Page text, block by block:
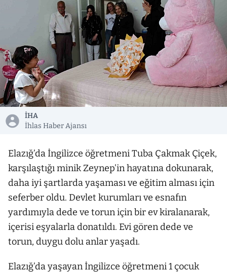
İHA
İhlas Haber Ajansı
Elazığ’da İngilizce öğretmeni Tuba Çakmak Çiçek,
karşılaştığı minik Zeynep’in hayatına dokunarak,
daha iyi şartlarda yaşaması ve eğitim alması için
seferber oldu. Devlet kurumları ve esnafın
yardımıyla dede ve torun için bir ev kiralanarak,
içerisi eşyalarla donatıldı. Evi gören dede ve
torun, duygu dolu anlar yaşadı.
Elazığ’da yaşayan İngilizce öğretmeni 1 çocuk